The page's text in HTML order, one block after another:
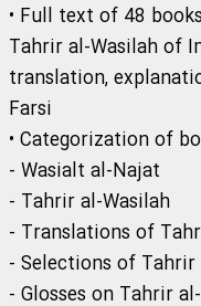
• Full text of 48
Tahrir al-Wasilah of
translation,
Farsi
• Categorization of
- Wasialt al-Najat
- Tahrir al-Wasilah
- Translations of
- Selections of Tahrir
- Glosses on Tahrir